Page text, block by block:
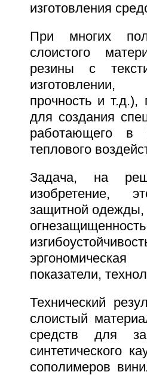
изготовления
При многих
слоистого
резины с
изготовлении,
прочность и
для создания
работающего в
теплового
Задача, на
изобретение,
защитной
показатели,
Технический
слоистый
средств для
синтетического
сополимеров